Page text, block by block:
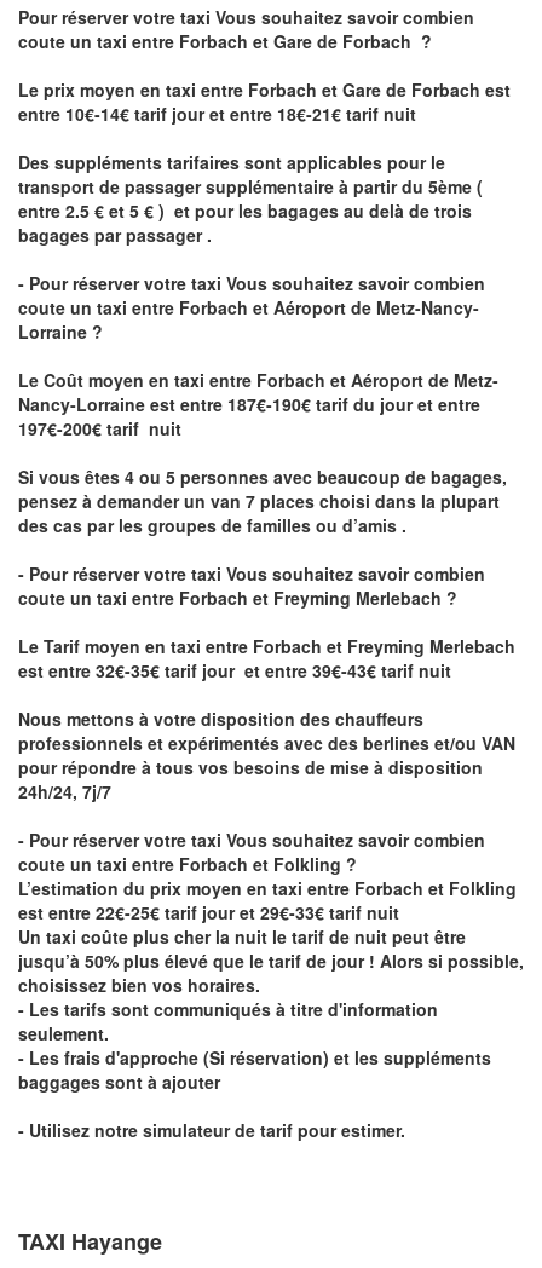
Pour réserver votre taxi Vous souhaitez savoircombien
coute un taxi entre Forbach et Gare de Forbach ?
Le prix moyen en taxi entre Forbach et Gare de Forbach est
entre 10€-14€ tarif jour et entre 18€-21€ tarif nuit
Des suppléments tarifaires sont applicables pour le
transport de passager supplémentaire à partir du 5ème (
entre 2.5 € et 5 € ) et pour les bagages au delà de trois
bagages par passager .
- Pour réserver votre taxi Vous souhaitez savoircombien
coute un taxi entre Forbach et Aéroport de Metz-Nancy-
Lorraine ?
Le Coût moyen en taxi entre Forbach et Aéroport de Metz-
Nancy-Lorraine est entre 187€-190€ tarif du jour et entre
197€-200€ tarif nuit
Si vous êtes 4 ou 5 personnes avec beaucoup de bagages,
pensez à demander un van 7 places choisi dans la plupart
des cas par les groupes de familles ou d’amis .
- Pour réserver votre taxi Vous souhaitez savoircombien
coute un taxi entre Forbach et Freyming Merlebach ?
Le Tarif moyen en taxi entre Forbach et Freyming Merlebach
est entre 32€-35€ tarif jour et entre 39€-43€ tarif nuit
Nous mettons à votre disposition des chauffeurs
professionnels et expérimentés avec des berlines et/ou VAN
pour répondre à tous vos besoins de mise à disposition
24h/24, 7j/7
- Pour réserver votre taxi Vous souhaitez savoircombien
coute un taxi entre Forbach et Folkling ?
L’estimation du prix moyen en taxi entre Forbach et Folkling
est entre 22€-25€ tarif jour et 29€-33€ tarif nuit
Un taxi coûte plus cher la nuit le tarif de nuit peut être
jusqu’à 50% plus élevé que le tarif de jour ! Alors si possible,
choisissez bien vos horaires.
- Les tarifs sont communiqués à titre d'information
seulement.
- Les frais d'approche (Si réservation) et les suppléments
baggages sont à ajouter
- Utilisez notre simulateur de tarif pour estimer.
TAXI Hayange